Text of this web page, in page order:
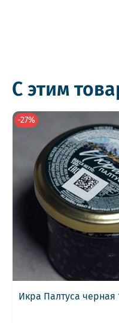
С этим
-27%
Икра Палтуса черная